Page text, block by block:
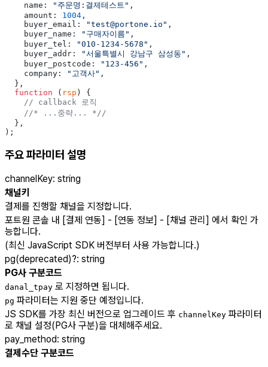
    name:
"주문명:결제테스트" ,
    amount:
1004 ,
    buyer_email:
"test@portone.io" ,
    buyer_name:
"구매자이름" ,
    buyer_tel:
"010-1234-5678" ,
    buyer_addr:
"서울특별시 강남구 삼성동" ,
    buyer_postcode:
"123-456" ,
    company:
"고객사" ,
  },
  function
( rsp ) {
    // callback 로직
    //* ...중략... *//
  },
);
주요 파라미터 설명
channelKey: string
채널키
결제를 진행할 채널을 지정합니다.
포트원 콘솔 내 [결제 연동] - [연동 정보] - [채널 관리] 에서 확인 가
능합니다.
(최신 JavaScript SDK 버전부터 사용 가능합니다.)
pg(deprecated)?: string
PG사 구분코드
danal_tpay 로 지정하면 됩니다.
pg 파라미터는 지원 중단 예정입니다.
JS SDK를 가장 최신 버전으로 업그레이드 후 channelKey 파라미터
로 채널 설정(PG사 구분)을 대체해주세요.
pay_method: string
결제수단 구분코드